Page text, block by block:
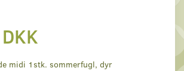
midi 1stk. sommerfugl, dyr